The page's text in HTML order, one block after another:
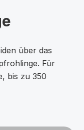
über das
Für
bis zu 350